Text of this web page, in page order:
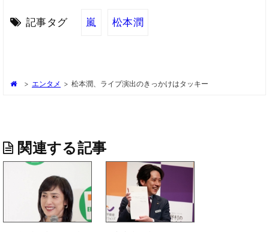
記事タグ 嵐 松本潤
> エンタメ > 松本潤、ライブ演出のきっかけはタッキー
関連する記事